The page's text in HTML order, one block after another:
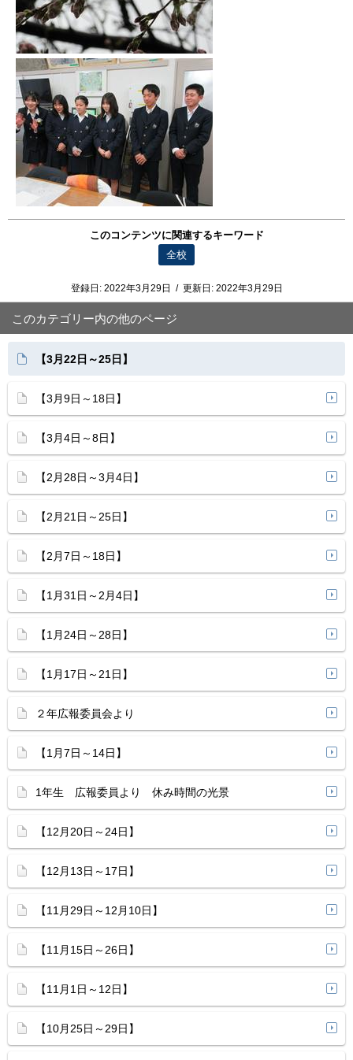
このコンテンツに関連するキーワード
全校
登録日: 2022年3月29日 / 更新日: 2022年3月29日
このカテゴリー内の他のページ
【3月22日～25日】
【3月9日～18日】
【3月4日～8日】
【2月28日～3月4日】
【2月21日～25日】
【2月7日～18日】
【1月31日～2月4日】
【1月24日～28日】
【1月17日～21日】
２年広報委員会より
【1月7日～14日】
1年生 広報委員より 休み時間の光景
【12月20日～24日】
【12月13日～17日】
【11月29日～12月10日】
【11月15日～26日】
【11月1日～12日】
【10月25日～29日】